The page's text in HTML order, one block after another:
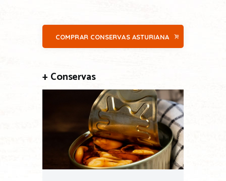
COMPRAR CONSERVAS ASTURIANA
+ Conservas